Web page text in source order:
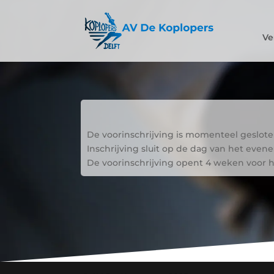
De voorinschrijving is momenteel
Inschrijving sluit op de dag van het
De voorinschrijving opent 4 weken voor